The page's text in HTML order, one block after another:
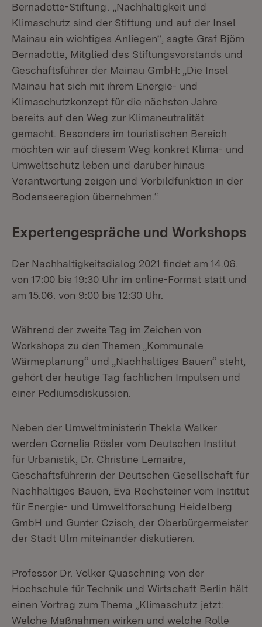
Bernadotte-Stiftung (Öffnet in neuem Fenster)
. „Nachhaltigkeit und
Klimaschutz sind der Stiftung und auf der Insel
Mainau ein wichtiges Anliegen“, sagte Graf Björn
Bernadotte, Mitglied des Stiftungsvorstands und
Geschäftsführer der Mainau GmbH: „Die Insel
Mainau hat sich mit ihrem Energie- und
Klimaschutzkonzept für die nächsten Jahre
bereits auf den Weg zur Klimaneutralität
gemacht. Besonders im touristischen Bereich
möchten wir auf diesem Weg konkret Klima- und
Umweltschutz leben und darüber hinaus
Verantwortung zeigen und Vorbildfunktion in der
Bodenseeregion übernehmen.“
Expertengespräche und Workshops
Der Nachhaltigkeitsdialog 2021 findet am 14.06.
von 17:00 bis 19:30 Uhr im online-Format statt und
am 15.06. von 9:00 bis 12:30 Uhr.
Während der zweite Tag im Zeichen von
Workshops zu den Themen „Kommunale
Wärmeplanung“ und „Nachhaltiges Bauen“ steht,
gehört der heutige Tag fachlichen Impulsen und
einer Podiumsdiskussion.
Neben der Umweltministerin Thekla Walker
werden Cornelia Rösler vom Deutschen Institut
für Urbanistik, Dr. Christine Lemaitre,
Geschäftsführerin der Deutschen Gesellschaft für
Nachhaltiges Bauen, Eva Rechsteiner vom Institut
für Energie- und Umweltforschung Heidelberg
GmbH und Gunter Czisch, der Oberbürgermeister
der Stadt Ulm miteinander diskutieren.
Professor Dr. Volker Quaschning von der
Hochschule für Technik und Wirtschaft Berlin hält
einen Vortrag zum Thema „Klimaschutz jetzt:
Welche Maßnahmen wirken und welche Rolle